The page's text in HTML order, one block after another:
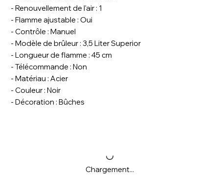
- Renouvellement de l'air : 1
- Flamme ajustable : Oui
- Contrôle : Manuel
- Modèle de brûleur : 3,5 Liter Superior
- Longueur de flamme : 45 cm
- Télécommande : Non
- Matériau : Acier
- Couleur : Noir
- Décoration : Bûches
Chargement...